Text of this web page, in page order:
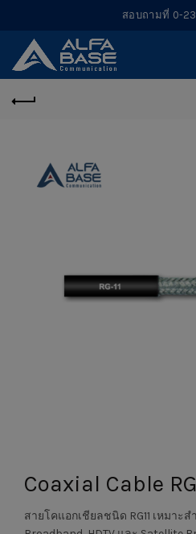
สอบถามที่ 0-
Coaxial Cable
สายโคแอกเชียลชนิด RG11 เหมาะส